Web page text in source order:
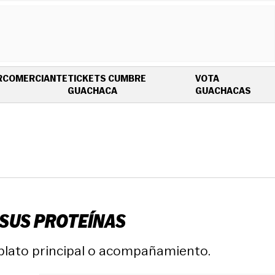
COMERCIANTETICKETS CUMBRE
GUACHACAOPENS IN NEW WINDOW
VOTA
GUACHACAS
PROTEÍNAS
principal o acompañamiento.